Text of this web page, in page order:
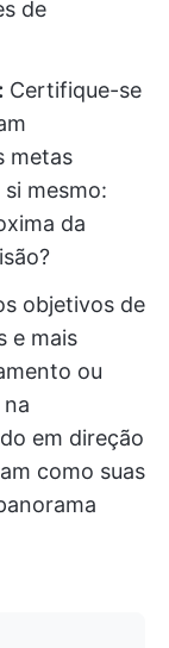
de
Certifique-se
metas
mesmo:
da
objetivos de
e mais
ou
em direção
como suas